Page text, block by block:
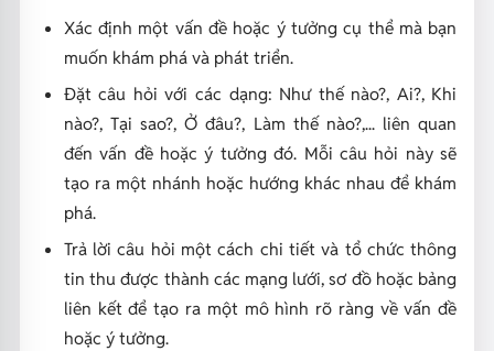
Xác định một vấn đề hoặc ý tưởng cụ thể mà bạn
muốn khám phá và phát triển.
Đặt câu hỏi với các dạng: Như thế nào?, Ai?, Khi
nào?, Tại sao?, Ở đâu?, Làm thế nào?,... liên quan
đến vấn đề hoặc ý tưởng đó. Mỗi câu hỏi này sẽ
tạo ra một nhánh hoặc hướng khác nhau để khám
phá.
Trả lời câu hỏi một cách chi tiết và tổ chức thông
tin thu được thành các mạng lưới, sơ đồ hoặc bảng
liên kết để tạo ra một mô hình rõ ràng về vấn đề
hoặc ý tưởng.